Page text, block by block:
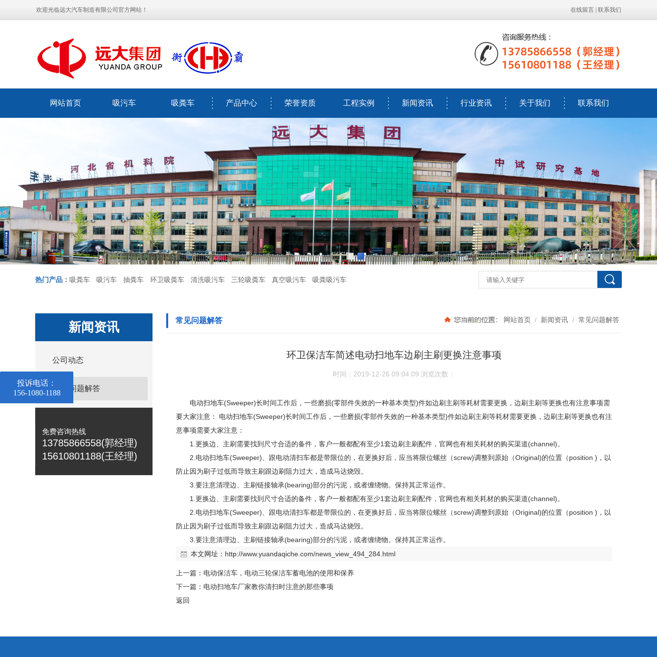
欢迎光临远大汽车制造有限公司官方网站！ 在线留言| 联系我们
网站首页 吸污车 吸粪车 产品中心 荣誉资质 工程实例 新闻资讯 行业资讯 关于我们 联系我们
2
热门产品： 吸粪车 吸污车 抽粪车 环卫吸粪车 清洗吸污车 三轮吸粪车 真空吸污车 吸粪吸污车
新闻资讯
公司动态
常见问题解答
免费咨询热线
13785866558(郭经理)
15610801188(王经理)
常见问题解答 网站首页 / 新闻资讯 / 常见问题解答
环卫保洁车简述电动扫地车边刷主刷更换注意事项
时间：2019-12-26 09:04:09 浏览次数：
电动扫地车(Sweeper)长时间工作后，一些磨损(零部件失效的一种基本类型)件如边刷主刷等耗材需要更换，边刷主刷等更换也有注意事项需
要大家注意： 电动扫地车(Sweeper)长时间工作后，一些磨损(零部件失效的一种基本类型)件如边刷主刷等耗材需要更换，边刷主刷等更换也有注
意事项需要大家注意：
1.更换边、主刷需要找到尺寸合适的备件，客户一般都配有至少1套边刷主刷配件，官网也有相关耗材的购买渠道(channel)。
2.电动扫地车(Sweeper)、跟电动清扫车都是带限位的，在更换好后，应当将限位螺丝（screw)调整到原始（Original)的位置（position )，以
防止因为刷子过低而导致主刷跟边刷阻力过大，造成马达烧毁。
3.要注意清理边、主刷链接轴承(bearing)部分的污泥，或者缠绕物。保持其正常运作。
1.更换边、主刷需要找到尺寸合适的备件，客户一般都配有至少1套边刷主刷配件，官网也有相关耗材的购买渠道(channel)。
2.电动扫地车(Sweeper)、跟电动清扫车都是带限位的，在更换好后，应当将限位螺丝（screw)调整到原始（Original)的位置（position )，以
防止因为刷子过低而导致主刷跟边刷阻力过大，造成马达烧毁。
3.要注意清理边、主刷链接轴承(bearing)部分的污泥，或者缠绕物。保持其正常运作。
本文网址： http://www.yuandaqiche.com/news_view_494_284.html
上一篇： 电动保洁车，电动三轮保洁车蓄电池的使用和保养
下一篇： 电动扫地车厂家教你清扫时注意的那些事项
返回
投诉电话：
156-1080-1188